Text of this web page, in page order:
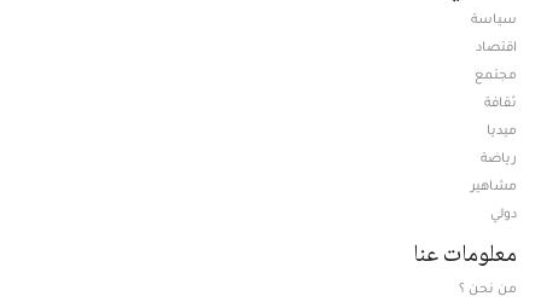
سياسة
اقتصاد
مجتمع
ثقافة
ميديا
رياضة
مشاهير
دولي
معلومات عنا
من نحن ؟